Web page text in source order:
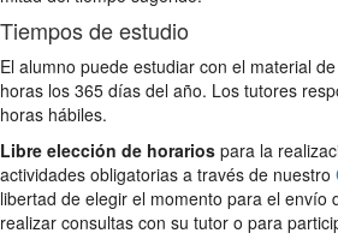
Tiempos de estudio
El alumno puede estudiar con el material
horas los 365 días del año. Los tutores
horas hábiles.
Libre elección de horarios para la
actividades obligatorias a través de nuestro
libertad de elegir el momento para el envío
realizar consultas con su tutor o para